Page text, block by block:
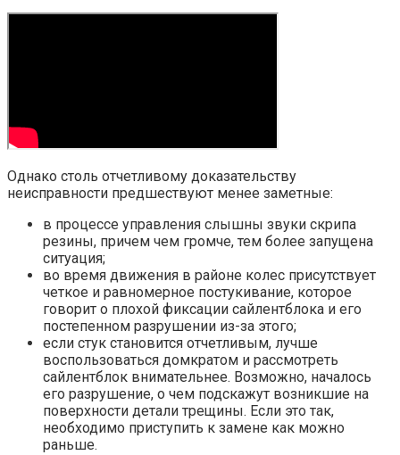
Однако столь отчетливому доказательству
неисправности предшествуют менее заметные:
в процессе управления слышны звуки скрипа
резины, причем чем громче, тем более запущена
ситуация;
во время движения в районе колес присутствует
четкое и равномерное постукивание, которое
говорит о плохой фиксации сайлентблока и его
постепенном разрушении из-за этого;
если стук становится отчетливым, лучше
воспользоваться домкратом и рассмотреть
сайлентблок внимательнее. Возможно, началось
его разрушение, о чем подскажут возникшие на
поверхности детали трещины. Если это так,
необходимо приступить к замене как можно
раньше.